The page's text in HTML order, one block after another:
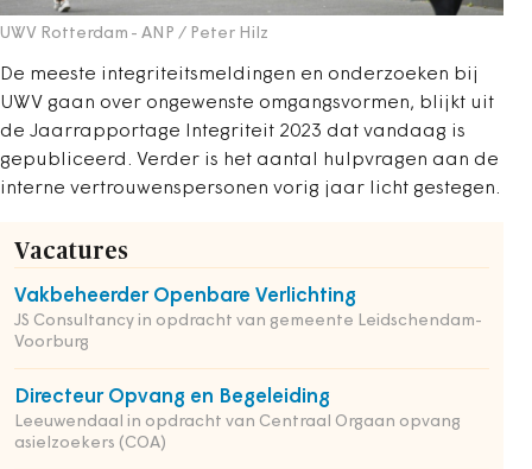
UWV Rotterdam - ANP / Peter Hilz
De meeste integriteitsmeldingen en onderzoeken bij
UWV gaan over ongewenste omgangsvormen, blijkt uit
de Jaarrapportage Integriteit 2023 dat vandaag is
gepubliceerd. Verder is het aantal hulpvragen aan de
interne vertrouwenspersonen vorig jaar licht gestegen.
Vacatures
Vakbeheerder Openbare Verlichting
JS Consultancy in opdracht van gemeente Leidschendam-
Voorburg
Directeur Opvang en Begeleiding
Leeuwendaal in opdracht van Centraal Orgaan opvang
asielzoekers (COA)